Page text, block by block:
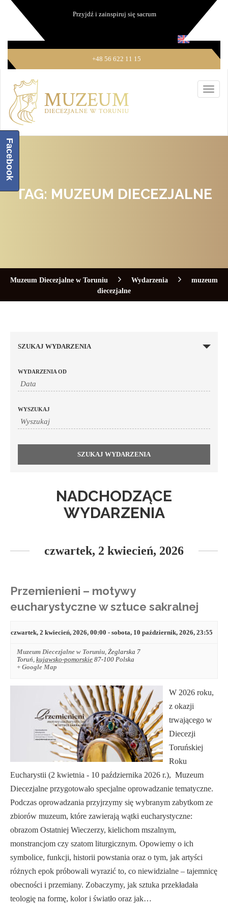
Przyjdź i zainspiruj się sacrum
+48 56 622 11 15
TAG: MUZEUM DIECEZJALNE
Muzeum Diecezjalne w Toruniu Wydarzenia
muzeum
diecezjalne
SZUKAJ WYDARZENIA
WYDARZENIA OD
WYSZUKAJ
NADCHODZĄCE
WYDARZENIA
czwartek, 2 kwiecień, 2026
Przemienieni – motywy
eucharystyczne w sztuce sakralnej
czwartek, 2 kwiecień, 2026, 00:00 - sobota, 10 październik, 2026, 23:55
Muzeum Diecezjalne w Toruniu, Żeglarska 7
Toruń, kujawsko-pomorskie 87-100 Polska
+ Google Map
W 2026 roku,
z okazji
trwającego w
Diecezji
Toruńskiej
Roku
Eucharystii (2 kwietnia - 10 października 2026 r.), Muzeum
Diecezjalne przygotowało specjalne oprowadzanie tematyczne.
Podczas oprowadzania przyjrzymy się wybranym zabytkom ze
zbiorów muzeum, które zawierają wątki eucharystyczne:
obrazom Ostatniej Wieczerzy, kielichom mszalnym,
monstrancjom czy szatom liturgicznym. Opowiemy o ich
symbolice, funkcji, historii powstania oraz o tym, jak artyści
różnych epok próbowali wyrazić to, co niewidzialne – tajemnicę
obecności i przemiany. Zobaczymy, jak sztuka przekładała
teologię na formę, kolor i światło oraz jak…
Facebook